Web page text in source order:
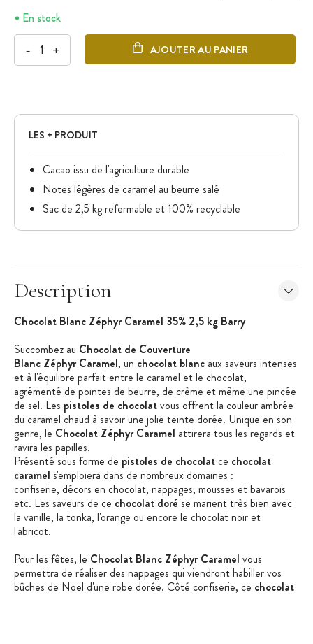
En stock
- + AJOUTER AU PANIER
LES + PRODUIT
Cacao issu de l'agriculture durable
Notes légères de caramel au beurre salé
Sac de 2,5 kg refermable et 100% recyclable
Description
Chocolat Blanc Zéphyr Caramel 35% 2,5 kg Barry
Succombez au Chocolat de Couverture
Blanc Zéphyr Caramel, un chocolat blanc aux saveurs intenses
et à l'équilibre parfait entre le caramel et le chocolat,
agrémenté de pointes de beurre, de crème et même une pincée
de sel. Les pistoles de chocolatvous offrent la couleur ambrée
du caramel chaud à savoir une jolie teinte dorée. Unique en son
genre, le Chocolat Zéphyr Caramel attirera tous les regards et
ravira les papilles.
Présenté sous forme de pistoles de chocolat ce chocolat
caramel s'emploiera dans de nombreux domaines :
confiserie, décors en chocolat, nappages, mousses et bavarois
etc. Les saveurs de ce chocolat doré se marient très bien avec
la vanille, la tonka, l'orange ou encore le chocolat noir et
l'abricot.
Pour les fêtes, le Chocolat Blanc Zéphyr Caramel vous
permettra de réaliser des nappages qui viendront habiller vos
bûches de Noël d'une robe dorée. Côté confiserie, ce chocolat